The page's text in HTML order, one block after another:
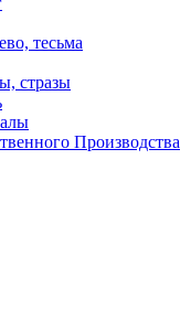
тесьма
стразы
Производства